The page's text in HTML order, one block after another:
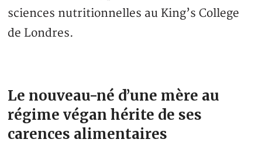
sciences nutritionnelles au King’s College
de Londres.
Le nouveau-né d’une mère au
régime végan hérite de ses
carences alimentaires